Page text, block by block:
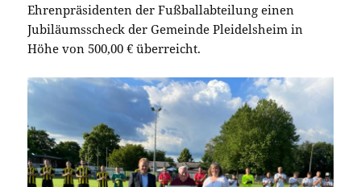
Ehrenpräsidenten der Fußballabteilung einen
Jubiläumsscheck der Gemeinde Pleidelsheim in
Höhe von 500,00 € überreicht.